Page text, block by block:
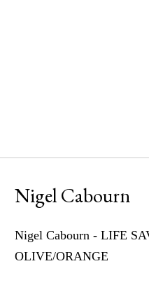
Nigel Cabourn
Nigel Cabourn - LIFE
OLIVE/ORANGE